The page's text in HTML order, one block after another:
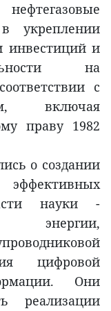
укреплении
инвестиций и
на
с
включая
праву 1982
о создании
науки -
энергии,
цифровой
Они
реализации